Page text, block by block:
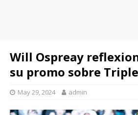
Will Ospreay
su promo sobre
May 29, 2024 admin